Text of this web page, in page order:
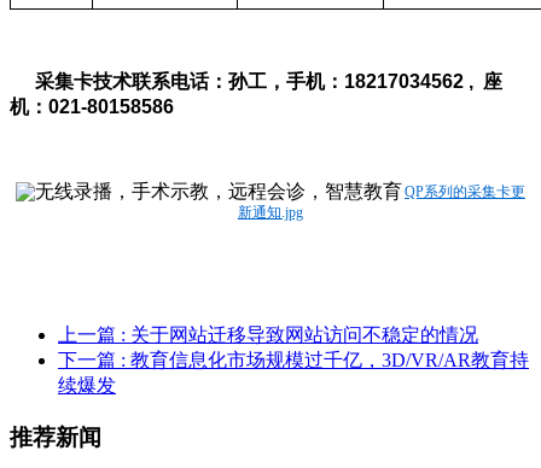
采集卡技术联系电话：孙工，手机：18217034562 , 座
机：021-80158586
QP系列的采集卡更
新通知.jpg
上一篇 : 关于网站迁移导致网站访问不稳定的情况
下一篇 : 教育信息化市场规模过千亿，3D/VR/AR教育持
续爆发
推荐新闻